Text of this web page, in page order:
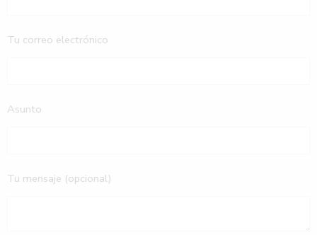
Tu correo electrónico
Asunto
Tu mensaje (opcional)